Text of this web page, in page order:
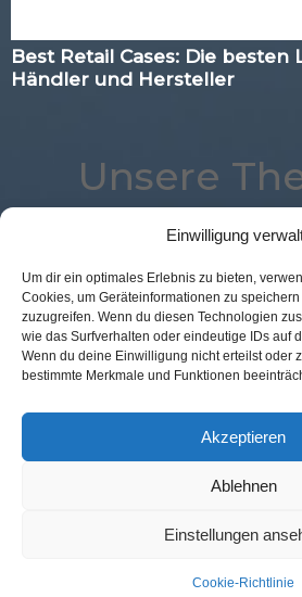
Einwilligung
Um dir ein optimales Erlebnis zu bieten,
Cookies, um Geräteinformationen zu
zuzugreifen. Wenn du diesen Technologien
wie das Surfverhalten oder eindeutige IDs auf
Wenn du deine Einwilligung nicht erteilst oder
bestimmte Merkmale und Funktionen
Akzeptieren
Ablehnen
Einstellungen
Cookie-Richtlinie
Best Retail Cases: Die besten
Händler und Hersteller
Unsere
Digital eCommerce Payment
Logistik
Künstliche Intelligenz
Kassenlose Läden
Location
Analytics
POS Connect
Best Retail
Kontakt Redaktion Impressum
© GFM Nachrichten:
11 Prozent